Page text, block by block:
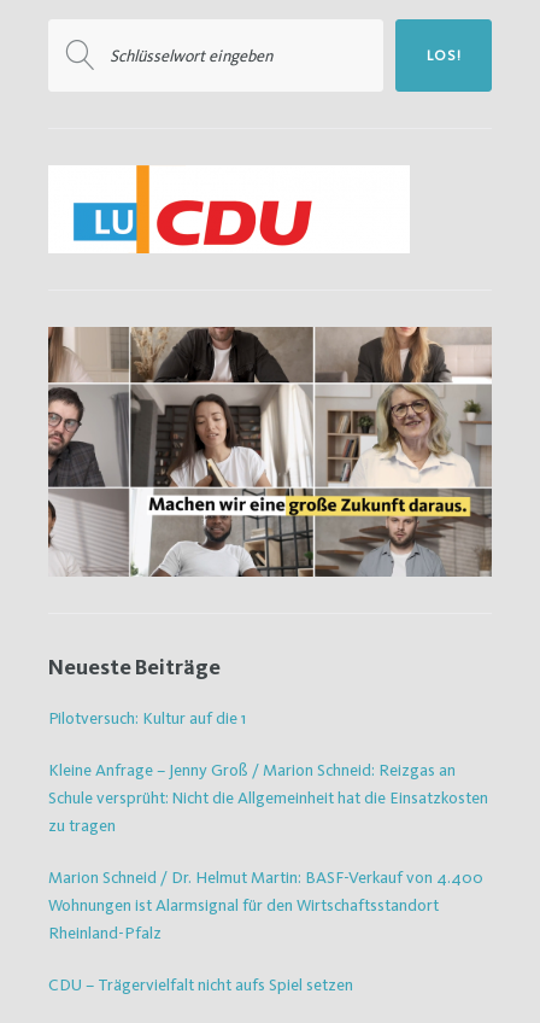
nach:
LOS!
Neueste Beiträge
Pilotversuch: Kultur auf die 1
Kleine Anfrage – Jenny Groß / Marion Schneid: Reizgas an
Schule versprüht: Nicht die Allgemeinheit hat die Einsatzkosten
zu tragen
Marion Schneid / Dr. Helmut Martin: BASF-Verkauf von 4.400
Wohnungen ist Alarmsignal für den Wirtschaftsstandort
Rheinland-Pfalz
CDU – Trägervielfalt nicht aufs Spiel setzen